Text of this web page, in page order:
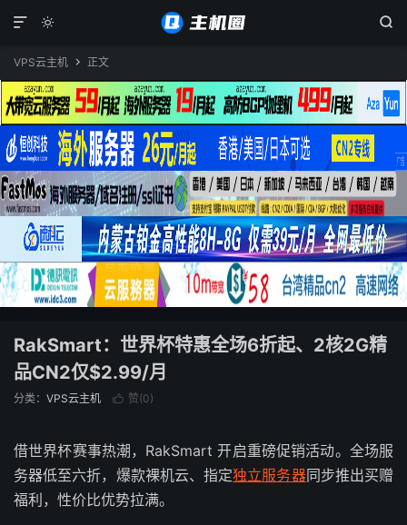
 

VPS云主机  正文
RakSmart：世界杯特惠全场6折起、2核2G精
品CN2仅$2.99/月
分类： VPS云主机  赞(0)
借世界杯赛事热潮，RakSmart 开启重磅促销活动。全场服
务器低至六折，爆款裸机云、指定独立服务器同步推出买赠
福利，性价比优势拉满。